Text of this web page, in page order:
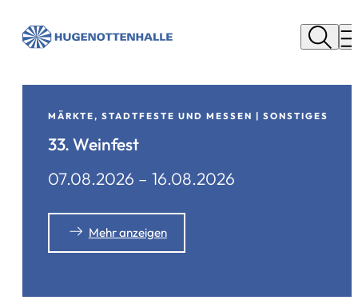
Neu
Isenburg
MÄRKTE, STADTFESTE UND MESSEN | SONSTIGES
33. Weinfest
07.08.2026 – 16.08.2026
Mehr anzeigen